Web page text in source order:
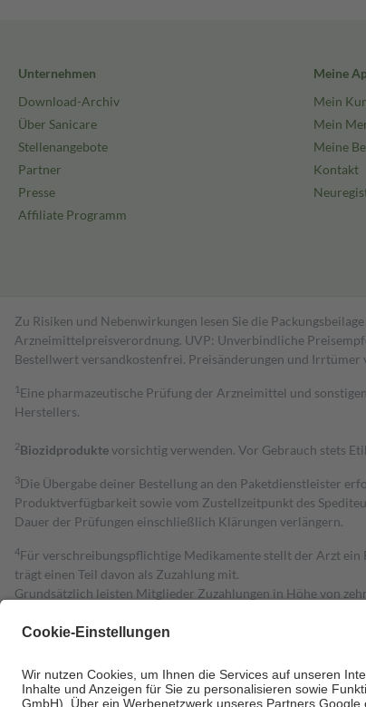
Unternehmen
Download-Archiv
Über Sanicare
Stellenangebote
Partner
Presse
Affiliate Programm
Meine
Mein
Mein
Meine
Kontakt
Zu Risiken und Nebenwirkungen lesen Sie die
Arzneimittelpreisverordnung. UVP: Unverbindliche
Bestell­wert versand­kosten­frei. Preisänderungen und
1 Eine pharmazeutische Prüfung der Arzneimittel und
Herstellers.
2Biozidproduktevorsichtig verwenden. Vor Gebrauch stets
3Die Übergabe deiner Bestellung an den Paketdienstleister
Produktverfügbarkeit sowie vom Zustellzeitpunkt des
Dauer der Prüfungen einschließlich Klärungen verlängern.
4Für verschreibungspflichtige Medikamente stellt der Arzt ein
trägt einen Teil davon als Zuzahlung mit.
Grundsätzlich leisten Mitglieder Zuzahlungen in Höhe von
Diese Regeln gelten grundsätzlich auch für Online-Apotheken.
Um das Engagement der Versicherten für ihre eigene
• Kindern und Jugendlichen bis zum vollendeten 18.